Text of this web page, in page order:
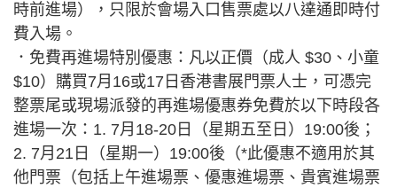
時前進場），只限於會場入口售票處以八達通即時付
費入場。
．免費再進場特別優惠：凡以正價（成人 $30、小童
$10）購買7月16或17日香港書展門票人士，可憑完
整票尾或現場派發的再進場優惠券免費於以下時段各
進場一次：1. 7月18-20日（星期五至日）19:00後；
2. 7月21日（星期一）19:00後（*此優惠不適用於其
他門票（包括上午進場票、優惠進場票、貴賓進場票